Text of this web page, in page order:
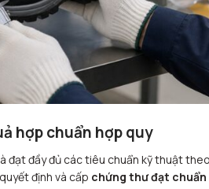
hợp chuẩn hợp quy
đạt đầy đủ các tiêu chuẩn kỹ thuật
định và cấp chứng thư đạt chuẩn